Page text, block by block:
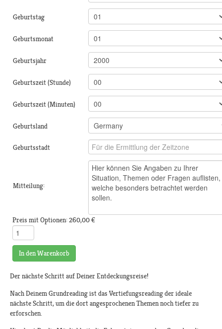
Geburtstag
Geburtsmonat
Geburtsjahr
Geburtszeit (Stunde)
Geburtszeit (Minuten)
Geburtsland
Geburtsstadt
Mitteilung:
Preis mit Optionen:260,00 €
In den Warenkorb
Der nächste Schritt auf Deiner Entdeckungsreise!
Nach Deinem Grundreading ist das Vertiefungsreading der ideale
nächste Schritt, um die dort angesprochenen Themen noch tiefer zu
erforschen.